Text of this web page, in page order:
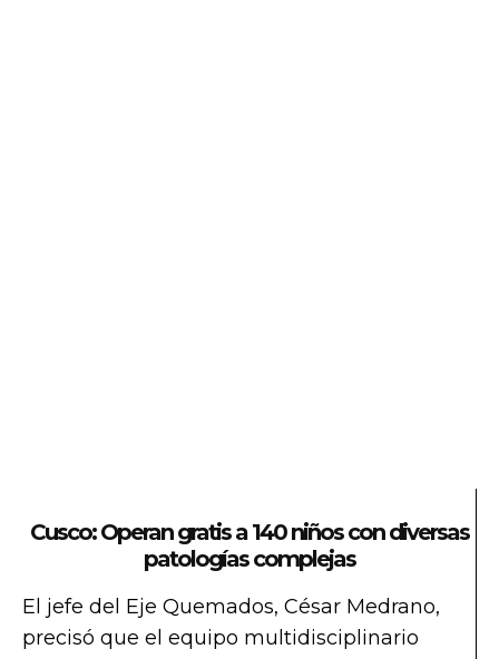
Cusco: Operan gratis a 140 niños con diversas
patologías complejas
El jefe del Eje Quemados, César Medrano,
precisó que el equipo multidisciplinario